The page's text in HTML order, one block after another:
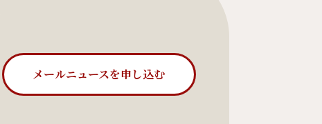
メールニュースを申し込む